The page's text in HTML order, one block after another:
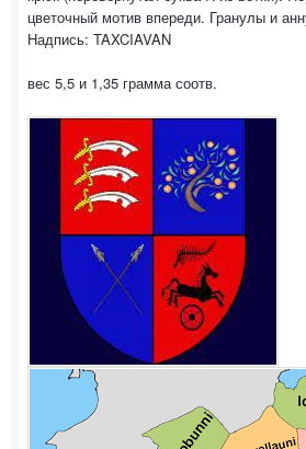
цветочный мотив впереди. Гранулы и
Надпись: TAXCIAVAN
вес 5,5 и 1,35 грамма соотв.